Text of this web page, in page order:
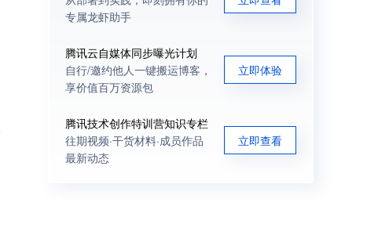
专属龙虾助手
腾讯云自媒体同步曝光计划
自行/邀约他人一键搬运博客，
享价值百万资源包
立即体验
腾讯技术创作特训营知识专栏
往期视频·干货材料·成员作品
最新动态
立即查看